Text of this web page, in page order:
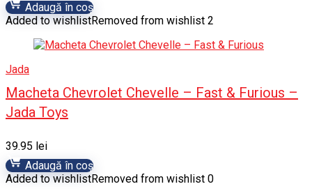
Adaugă în coș
Added to wishlistRemoved from wishlist 2
Jada
Macheta Chevrolet Chevelle – Fast & Furious –
Jada Toys
39.95 lei
Adaugă în coș
Added to wishlistRemoved from wishlist 0